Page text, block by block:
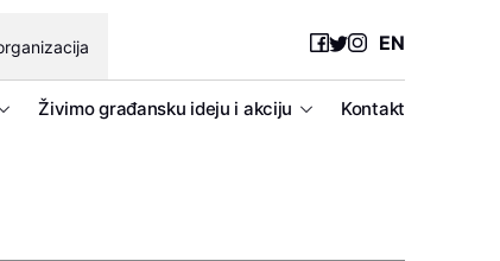
Živimo građansku ideju i akciju Kontakt
EN